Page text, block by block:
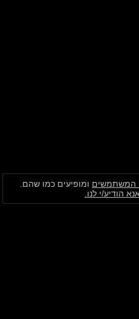
המשתמשים ומופיעים כמו שהם.
אנא הודיע/י לנו.